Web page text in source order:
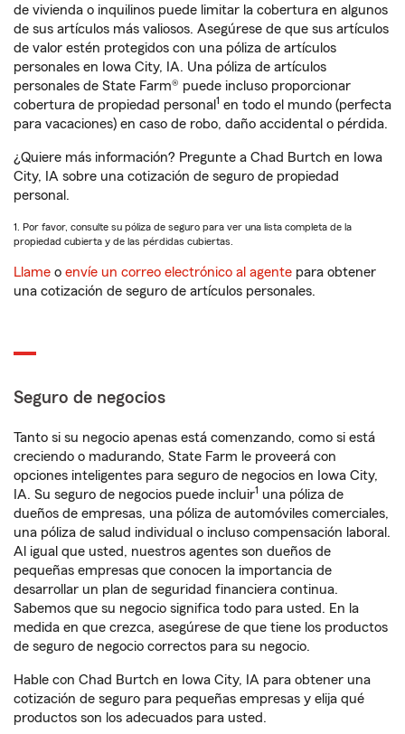
de vivienda o inquilinos puede limitar la cobertura en algunos
de sus artículos más valiosos. Asegúrese de que sus artículos
de valor estén protegidos con una póliza de artículos
personales en Iowa City, IA. Una póliza de artículos
personales de State Farm® puede incluso proporcionar
cobertura de propiedad personal 1 en todo el mundo (perfecta
para vacaciones) en caso de robo, daño accidental o pérdida.
¿Quiere más información? Pregunte a Chad Burtch en Iowa
City, IA sobre una cotización de seguro de propiedad
personal.
1. Por favor, consulte su póliza de seguro para ver una lista completa de la
propiedad cubierta y de las pérdidas cubiertas.
Llame o envíe un correo electrónico al agente para obtener
una cotización de seguro de artículos personales.
Seguro de negocios
Tanto si su negocio apenas está comenzando, como si está
creciendo o madurando, State Farm le proveerá con
opciones inteligentes para seguro de negocios en Iowa City,
IA. Su seguro de negocios puede incluir1 una póliza de
dueños de empresas, una póliza de automóviles comerciales,
una póliza de salud individual o incluso compensación laboral.
Al igual que usted, nuestros agentes son dueños de
pequeñas empresas que conocen la importancia de
desarrollar un plan de seguridad financiera continua.
Sabemos que su negocio significa todo para usted. En la
medida en que crezca, asegúrese de que tiene los productos
de seguro de negocio correctos para su negocio.
Hable con Chad Burtch en Iowa City, IA para obtener una
cotización de seguro para pequeñas empresas y elija qué
productos son los adecuados para usted.